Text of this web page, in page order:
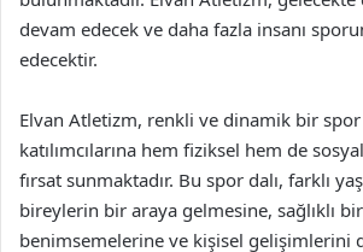
devam edecek ve daha fazla insanı
edecektir.
Elvan Atletizm, renkli ve dinamik bir spor
katılımcılarına hem fiziksel hem de
fırsat sunmaktadır. Bu spor dalı, farklı
bireylerin bir araya gelmesine, sağlıklı
benimsemelerine ve kişisel gelişimlerini